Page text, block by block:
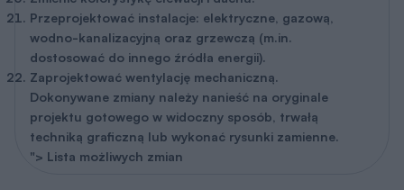
Przeprojektować instalacje: elektryczne, gazową,
wodno-kanalizacyjną oraz grzewczą (m.in.
dostosować do innego źródła energii).
Zaprojektować wentylację mechaniczną.
Dokonywane zmiany należy nanieść na oryginale
projektu gotowego w widoczny sposób, trwałą
techniką graficzną lub wykonać rysunki zamienne.
"> Lista możliwych zmian